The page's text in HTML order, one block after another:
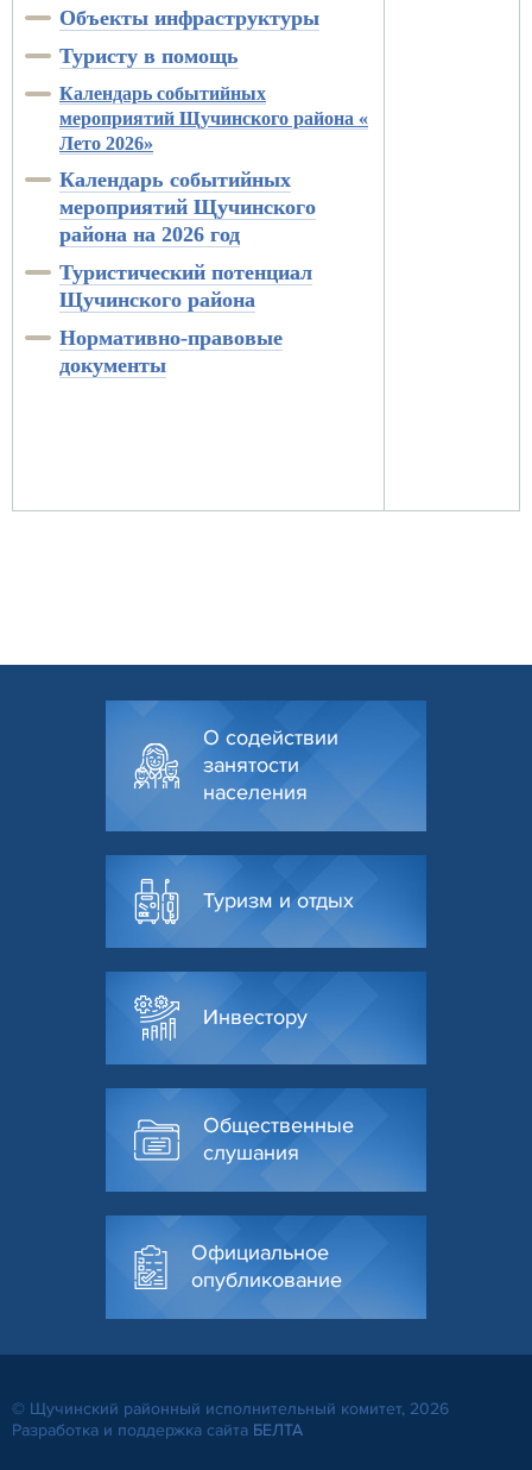
Объекты инфраструктуры
Туристу в помощь
Календарь событийных
мероприятий Щучинского района «
Лето 2026»
Календарь событийных
мероприятий Щучинского
района на 2026 год
Туристический потенциал
Щучинского района
Нормативно-правовые
документы
О содействии
занятости
населения
Туризм и отдых
Инвестору
Общественные
слушания
Официальное
опубликование
© Щучинский районный исполнительный комитет, 2026
Разработка и поддержка сайта БЕЛТА